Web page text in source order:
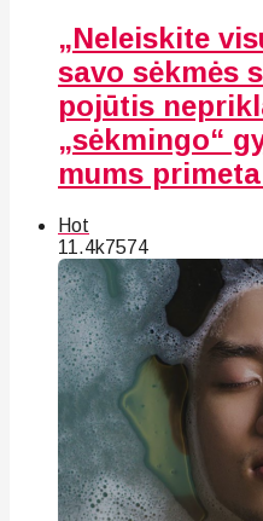
„Neleiskite
savo sėkmės
pojūtis
„sėkmingo“
mums
Hot
11.4k7574